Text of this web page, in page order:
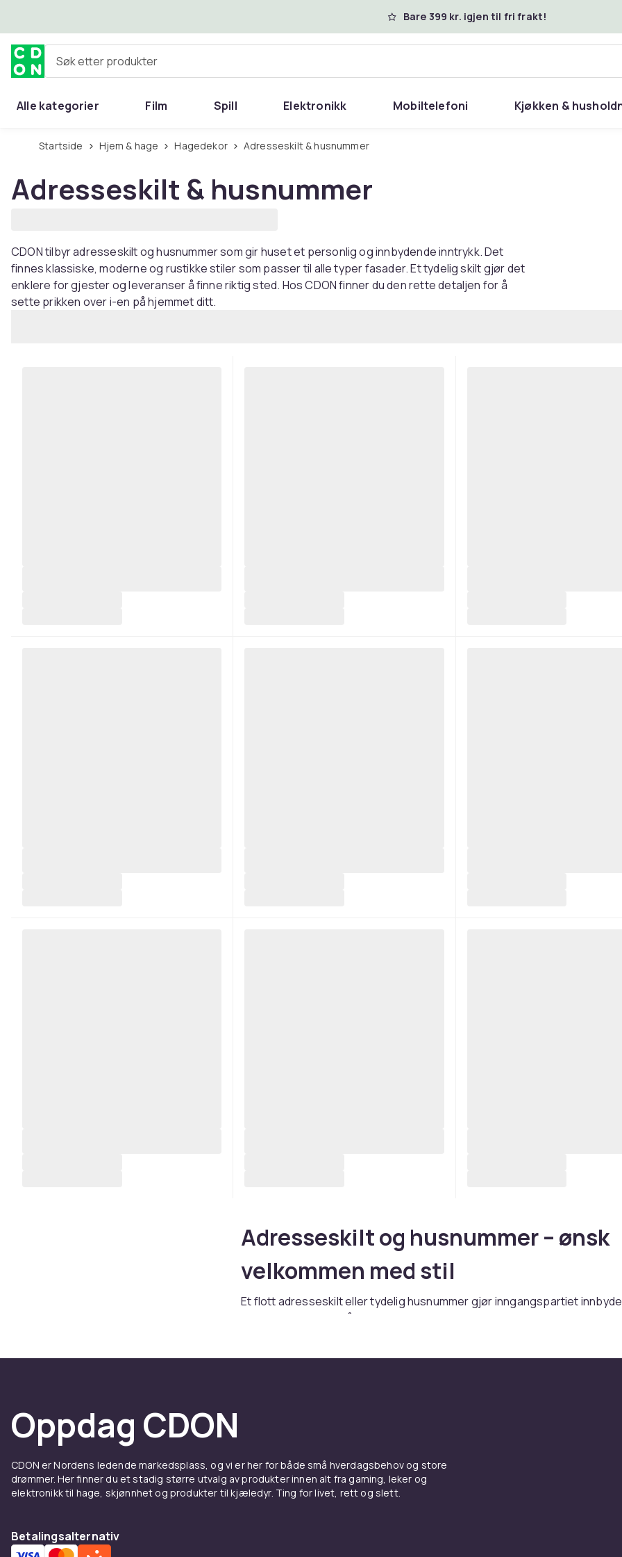
Bare 399 kr. igjen til fri frakt!
Søk etter produkter
Alle kategorier Film Spill Elektronikk Mobiltelefoni Kjøkken &
Startside Hjem & hage Hagedekor Adresseskilt & husnummer
Adresseskilt & husnummer
CDON tilbyr adresseskilt og husnummer som gir huset et personlig og innbydende inntrykk. Det
finnes klassiske, moderne og rustikke stiler som passer til alle typer fasader. Et tydelig skilt gjør det
enklere for gjester og leveranser å finne riktig sted. Hos CDON finner du den rette detaljen for å
sette prikken over i-en på hjemmet ditt.
Adresseskilt og husnummer – ønsk
velkommen med stil
Et flott adresseskilt eller tydelig husnummer gjør inngangspartiet
hjelper gjester med å finne frem. Hos CDON finner du skilt i alt fra klassisk
Oppdag CDON
CDON er Nordens ledende markedsplass, og vi er her for både små hverdagsbehov og store
drømmer. Her finner du et stadig større utvalg av produkter innen alt fra gaming, leker og
elektronikk til hage, skjønnhet og produkter til kjæledyr. Ting for livet, rett og slett.
Betalingsalternativ